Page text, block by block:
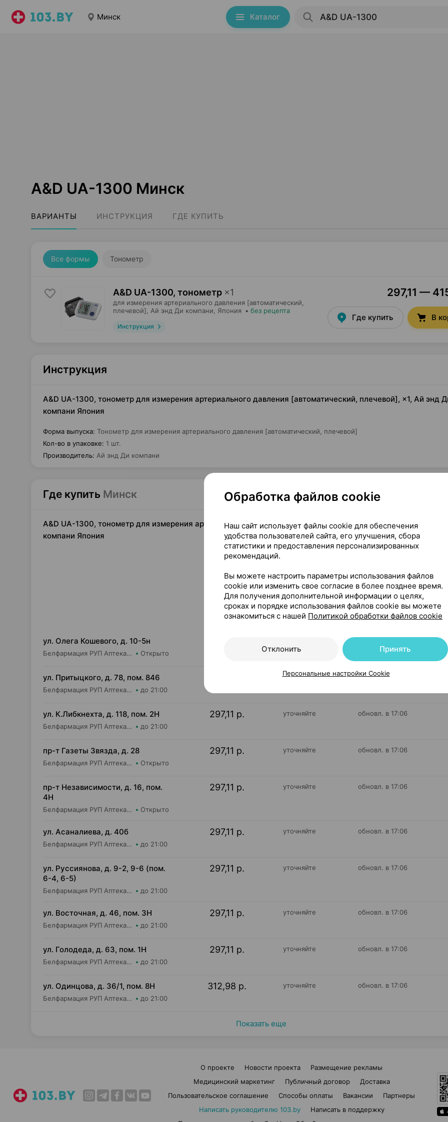
Минск Каталог
A&D UA-1300 Минск
ВАРИАНТЫ ИНСТРУКЦИЯ ГДЕ КУПИТЬ
Все формы Тонометр
A&D UA-1300, тонометр ×1
для измерения артериального давления [автоматический,
плечевой],
Ай энд Ди компани , Япония • без рецепта
Инструкция
297,11 —
Где купить В
Инструкция
A&D UA-1300, тонометр для измерения артериального давления [автоматический, плечевой], ×1, Ай энд
компани Япония
Форма выпуска: Тонометр для измерения артериального давления [автоматический, плечевой]
Кол-во в упаковке: 1 шт.
Производитель: Ай энд Ди компани
Где купить Минск
A&D UA-1300, тонометр для измерения артериального давления [автоматический, плечевой], ×1, Ай энд
компани Япония
На карте
18
ул. Олега Кошевого, д. 10-5н
Белфармация РУП Аптека №25 (дежурная) Открыто
ул. Притыцкого, д. 78, пом. 846
Белфармация РУП Аптека №106 до 21:00
уточняйте обновл. в 17:06
ул. К.Либкнехта, д. 118, пом. 2Н
Белфармация РУП Аптека №39 до 21:00
297,11 р. уточняйте обновл. в 17:06
пр-т Газеты Звязда, д. 28
Белфармация РУП Аптека №78 (дежурное отделение) Открыто
297,11 р. уточняйте обновл. в 17:06
пр-т Независимости, д. 16, пом.
4Н
Белфармация РУП Аптека №13 (дежурная) Открыто
297,11 р. уточняйте обновл. в 17:06
ул. Асаналиева, д. 40б
Белфармация РУП Аптека №100 до 21:00
297,11 р. уточняйте обновл. в 17:06
ул. Руссиянова, д. 9-2, 9-6 (пом.
6-4, 6-5)
Белфармация РУП Аптека №110 до 21:00
297,11 р. уточняйте обновл. в 17:06
ул. Восточная, д. 46, пом. 3Н
Белфармация РУП Аптека №65 до 21:00
297,11 р. уточняйте обновл. в 17:06
ул. Голодеда, д. 63, пом. 1Н
Белфармация РУП Аптека №45 до 21:00
297,11 р. уточняйте обновл. в 17:06
ул. Одинцова, д. 36/1, пом. 8Н
Белфармация РУП Аптека №91 до 21:00
312,98 р. уточняйте обновл. в 17:06
Показать еще
О проекте Новости проекта
Размещение рекламы
Медицинский маркетинг
Публичный договор
Доставка
Пользовательское соглашение
Способы оплаты Вакансии
Партнеры
Написать руководителю 103.by
Написать в поддержку
Обработка файлов cookie
Наш сайт использует файлы cookie для обеспечения
удобства пользователей сайта, его улучшения, сбора
статистики и предоставления персонализированных
рекомендаций.
Вы можете настроить параметры использования файлов
cookie или изменить свое согласие в более позднее время.
Для получения дополнительной информации о целях,
сроках и порядке использования файлов cookie вы можете
ознакомиться с нашей Политикой обработки файлов cookie
Отклонить Принять
Персональные настройки Cookie